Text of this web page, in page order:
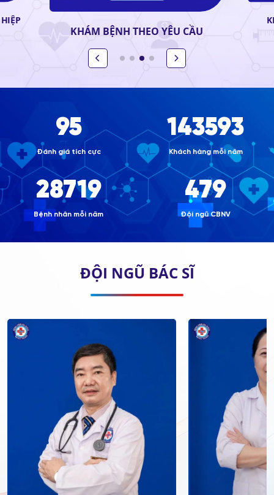
KHÁM BỆNH THEO YÊU CẦU
99%
Đánh giá tích cực
150.000
Khách hàng mỗi năm
30.000+
Bệnh nhân mỗi năm
500+
Đội ngũ CBNV
ĐỘI NGŨ BÁC SĨ